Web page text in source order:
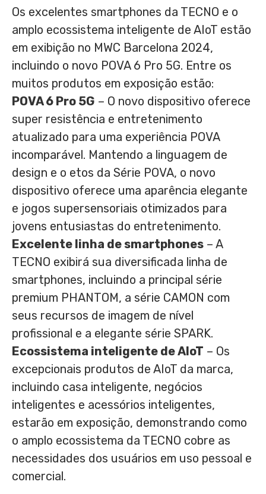
Os excelentes smartphones da TECNO e o
amplo ecossistema inteligente de AIoT estão
em exibição no MWC Barcelona 2024,
incluindo o novo POVA 6 Pro 5G. Entre os
muitos produtos em exposição estão:
POVA 6 Pro 5G – O novo dispositivo oferece
super resistência e entretenimento
atualizado para uma experiência POVA
incomparável. Mantendo a linguagem de
design e o etos da Série POVA, o novo
dispositivo oferece uma aparência elegante
e jogos supersensoriais otimizados para
jovens entusiastas do entretenimento.
Excelente linha de smartphones – A
TECNO exibirá sua diversificada linha de
smartphones, incluindo a principal série
premium PHANTOM, a série CAMON com
seus recursos de imagem de nível
profissional e a elegante série SPARK.
Ecossistema inteligente de AIoT – Os
excepcionais produtos de AIoT da marca,
incluindo casa inteligente, negócios
inteligentes e acessórios inteligentes,
estarão em exposição, demonstrando como
o amplo ecossistema da TECNO cobre as
necessidades dos usuários em uso pessoal e
comercial.